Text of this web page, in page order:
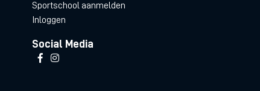
Sportschool aanmelden
Inloggen
Social Media